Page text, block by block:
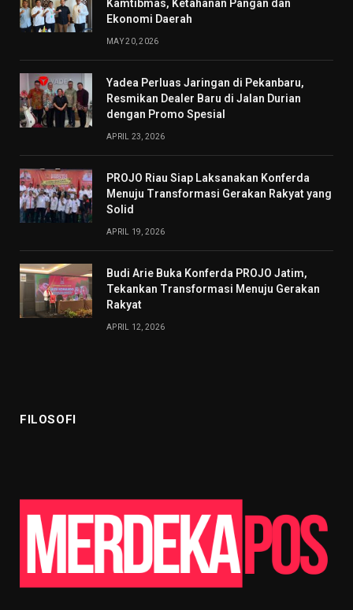
Kamtibmas, Ketahanan Pangan dan
Ekonomi Daerah
MAY 20, 2026
Yadea Perluas Jaringan di Pekanbaru,
Resmikan Dealer Baru di Jalan Durian
dengan Promo Spesial
APRIL 23, 2026
PROJO Riau Siap Laksanakan Konferda
Menuju Transformasi Gerakan Rakyat yang
Solid
APRIL 19, 2026
Budi Arie Buka Konferda PROJO Jatim,
Tekankan Transformasi Menuju Gerakan
Rakyat
APRIL 12, 2026
FILOSOFI